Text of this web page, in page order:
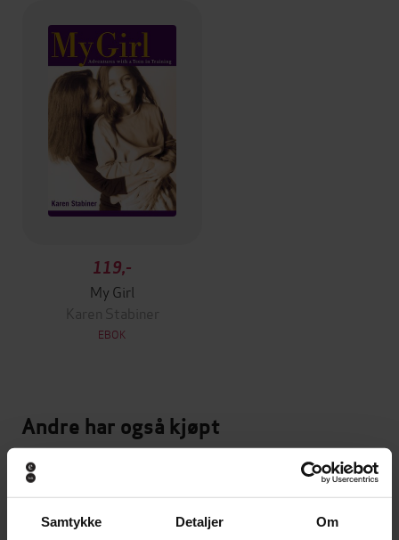
Samtykke Detaljer Om
119,-
My Girl
Karen Stabiner
EBOK
Andre har også kjøpt
Vinner av Rivertonprisen
Premium
Første gang på tilbud